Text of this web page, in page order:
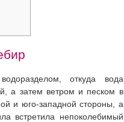
откуда вода
а затем ветром и песком в
и юго-западной стороны, а
встретила непоколебимый